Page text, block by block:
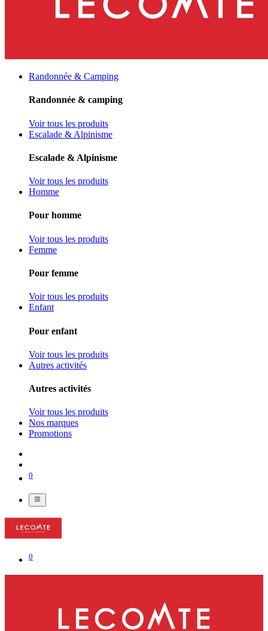
Randonnée & Camping
Randonnée & camping
Voir tous les produits
Escalade & Alpinisme
Escalade & Alpinisme
Voir tous les produits
Homme
Pour homme
Voir tous les produits
Femme
Pour femme
Voir tous les produits
Enfant
Pour enfant
Voir tous les produits
Autres activités
Autres activités
Voir tous les produits
Nos marques
Promotions
0
0